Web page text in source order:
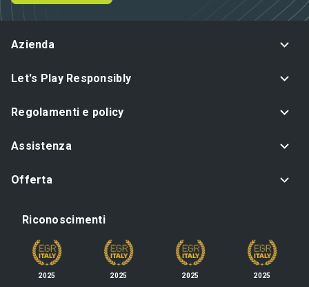
Azienda
Let's Play Responsibly
Regolamenti e policy
Assistenza
Offerta
Riconoscimenti
2025
2025
2025
2025